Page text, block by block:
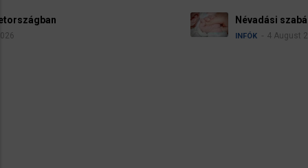
Névadási szabályok Németországban